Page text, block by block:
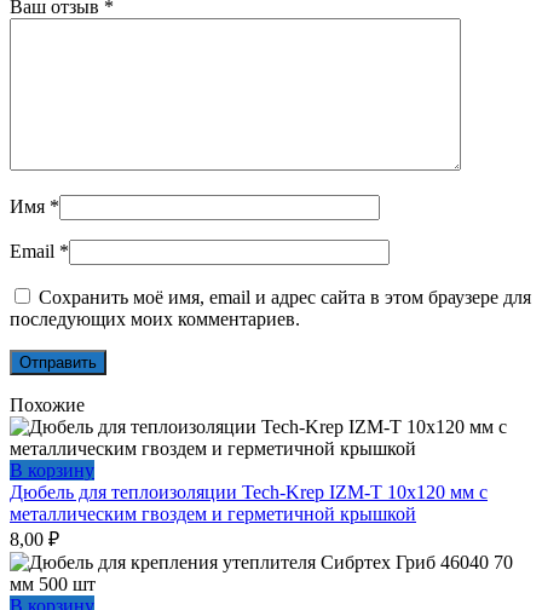
Ваш отзыв *
Имя *
Email *
Сохранить моё имя, email и адрес сайта в этом браузере для
последующих моих комментариев.
Похожие
В корзину
Дюбель для теплоизоляции Tech-Krep IZM-T 10х120 мм с
металлическим гвоздем и герметичной крышкой
8,00 ₽
В корзину